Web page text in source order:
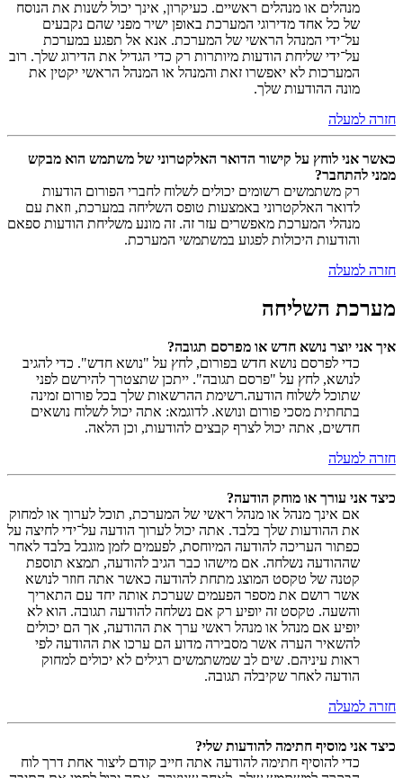
מנהלים או מנהלים ראשיים. כעיקרון, אינך יכול לשנות את הנוסח
של כל אחד מדירוגי המערכת באופן ישיר מפני שהם נקבעים
על־ידי המנהל הראשי של המערכת. אנא אל תפגע במערכת
על־ידי שליחת הודעות מיותרות רק כדי הגדיל את הדירוג שלך. רוב
המערכות לא יאפשרו זאת והמנהל או המנהל הראשי יקטין את
מונה ההודעות שלך.
חזרה למעלה
כאשר אני לוחץ על קישור הדואר האלקטרוני של משתמש הוא מבקש
ממני להתחבר?
רק משתמשים רשומים יכולים לשלוח לחברי הפורום הודעות
לדואר האלקטרוני באמצעות טופס השליחה במערכת, וזאת עם
מנהלי המערכת מאפשרים עזר זה. זה מונע משליחת הודעות ספאם
והודעות היכולות לפגוע במשתמשי המערכת.
חזרה למעלה
מערכת השליחה
איך אני יוצר נושא חדש או מפרסם תגובה?
כדי לפרסם נושא חדש בפורום, לחץ על "נושא חדש". כדי להגיב
לנושא, לחץ על "פרסם תגובה". ייתכן שתצטרך להירשם לפני
שתוכל לשלוח הודעה.רשימת ההרשאות שלך בכל פורום זמינה
בתחתית מסכי פורום ונושא. לדוגמא: אתה יכול לשלוח נושאים
חדשים, אתה יכול לצרף קבצים להודעות, וכן הלאה.
חזרה למעלה
כיצד אני עורך או מוחק הודעה?
אם אינך מנהל או מנהל ראשי של המערכת, תוכל לערוך או למחוק
את ההודעות שלך בלבד. אתה יכול לערוך הודעה על־ידי לחיצה על
כפתור העריכה להודעה המיוחסת, לפעמים לזמן מוגבל בלבד לאחר
שההודעה נשלחה. אם מישהו כבר הגיב להודעה, תמצא תוספת
קטנה של טקסט המוצג מתחת להודעה כאשר אתה חוזר לנושא
אשר רושם את מספר הפעמים שערכת אותה יחד עם התאריך
והשעה. טקסט זה יופיע רק אם נשלחה להודעה תגובה. הוא לא
יופיע אם מנהל או מנהל ראשי ערך את ההודעה, אך הם יכולים
להשאיר הערה אשר מסבירה מדוע הם ערכו את ההודעה לפי
ראות עיניהם. שים לב שמשתמשים רגילים לא יכולים למחוק
הודעה לאחר שקיבלה תגובה.
חזרה למעלה
כיצד אני מוסיף חתימה להודעות שלי?
כדי להוסיף חתימה להודעה אתה חייב קודם ליצור אחת דרך לוח